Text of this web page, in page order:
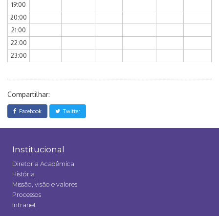
19:00
20:00
21:00
22:00
23:00
Compartilhar:
Facebook Twitter
Institucional
Diretoria Acadêmica
História
Missão, visão e valores
Processos
Intranet